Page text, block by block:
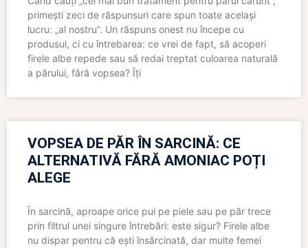
primești zeci de răspunsuri care spun toate același
lucru: „al nostru”. Un răspuns onest nu începe cu
produsul, ci cu întrebarea: ce vrei de fapt, să acoperi
firele albe repede sau să redai treptat culoarea naturală
a părului, fără vopsea? Îți
VOPSEA DE PĂR ÎN SARCINĂ: CE
ALTERNATIVĂ FĂRĂ AMONIAC POȚI
ALEGE
În sarcină, aproape orice pui pe piele sau pe păr trece
prin filtrul unei singure întrebări: este sigur? Firele albe
nu dispar pentru că ești însărcinată, dar multe femei